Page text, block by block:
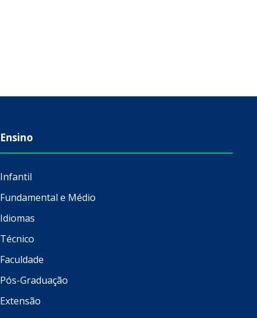
Ensino
Infantil
Fundamental e Médio
Idiomas
Técnico
Faculdade
Pós-Graduação
Extensão